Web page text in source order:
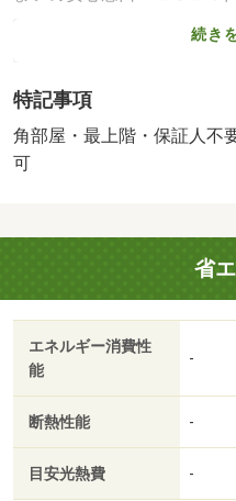
（初回：０円～３００００
総額２．２％～２．５％）
方〈外国人賃貸ライフサポ
加入〉■家賃プラス３，５
で家具家電レンタル利用可
浴室乾燥機／オートロック
ス／システムキッチン／角
ター／洗面所独立／２口コ
光ファイバー／礼金不要／
カメラ／ウォークインクロ
ット使用料不要／複層ガラ
社利用可／ＩＴ重説 対応
スーパー・キッド熊本駅前
アミュプラザ熊本（ショッ
続き
特記事項
角部屋・最上階・保証人不
可
省
エネルギー消費性
能
-
断熱性能 -
目安光熱費 -